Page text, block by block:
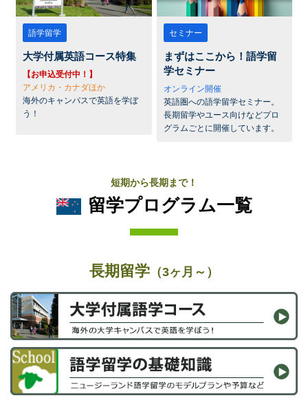
語学留学
大学付属英語コース特集
【お申込受付中！】
アメリカ・カナダほか
海外のキャンパスで英語を学ぼ
う！
セミナー
まずはここから！語学留
学セミナー
オンライン開催
英語圏への語学留学セミナー。
長期留学やユース向けなどプロ
グラムごとに開催しています。
短期から長期まで！
留学プログラム一覧
長期留学 （3ヶ月～）